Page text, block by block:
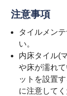
注意事項
タイルメン
い。
内床タイル(
や床が濡れ
ットを設置
に注意してく